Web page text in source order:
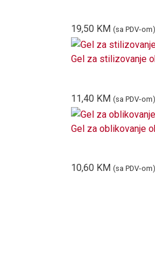
19,50 KM (sa PDV-om)
Gel za stilizovanje
11,40 KM (sa PDV-om)
Gel za oblikovanje
10,60 KM (sa PDV-om)